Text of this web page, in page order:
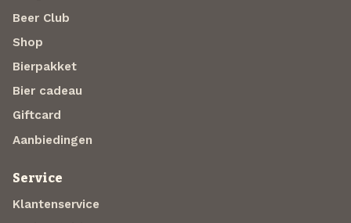
Beer Club
Shop
Bierpakket
Bier cadeau
Giftcard
Aanbiedingen
Service
Klantenservice